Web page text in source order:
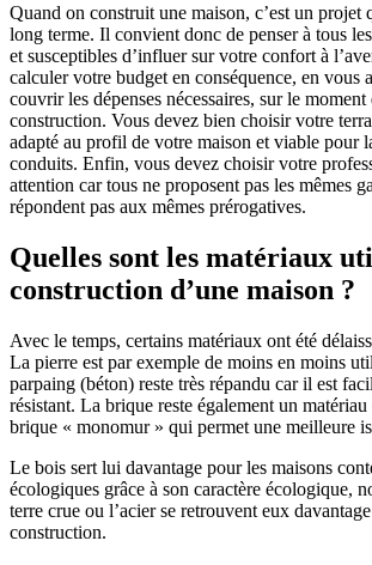
Quand on construit une maison, c’est un projet
long terme. Il convient donc de penser à tous
et susceptibles d’influer sur votre confort à
calculer votre budget en conséquence, en vous
couvrir les dépenses nécessaires, sur le
construction. Vous devez bien choisir votre
adapté au profil de votre maison et viable pour
conduits. Enfin, vous devez choisir votre
attention car tous ne proposent pas les mêmes
répondent pas aux mêmes prérogatives.
Quelles sont les matériaux
construction d’une maison ?
Avec le temps, certains matériaux ont été
La pierre est par exemple de moins en moins
parpaing (béton) reste très répandu car il est
résistant. La brique reste également un
brique « monomur » qui permet une meilleure
Le bois sert lui davantage pour les maisons
écologiques grâce à son caractère écologique,
terre crue ou l’acier se retrouvent eux
construction.